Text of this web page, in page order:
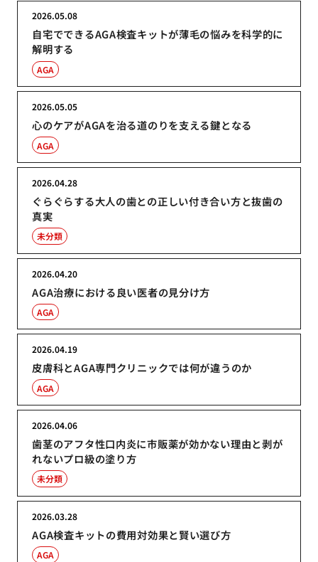
自宅でできるAGA検査キットが薄毛の悩みを科学的に
解明する
2026.05.08
AGA
心のケアがAGAを治る道のりを支える鍵となる
2026.05.05
AGA
ぐらぐらする大人の歯との正しい付き合い方と抜歯の
真実
2026.04.28
未分類
AGA治療における良い医者の見分け方
2026.04.20
AGA
皮膚科とAGA専門クリニックでは何が違うのか
2026.04.19
AGA
歯茎のアフタ性口内炎に市販薬が効かない理由と剥が
れないプロ級の塗り方
2026.04.06
未分類
AGA検査キットの費用対効果と賢い選び方
2026.03.28
AGA